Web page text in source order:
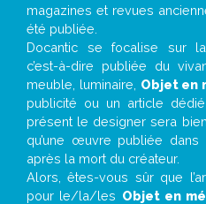
magazines et revues
été publiée.
Docantic se focalise sur la
c’est-à-dire publiée du
meuble, luminaire, Objet en
publicité ou un article
présent le designer sera
qu’une œuvre publiée
après la mort du créateur.
Alors, êtes-vous sûr que
pour le/la/les Objet en